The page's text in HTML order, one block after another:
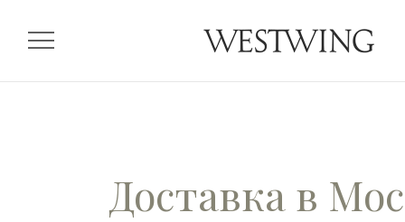
menu
Доставка в